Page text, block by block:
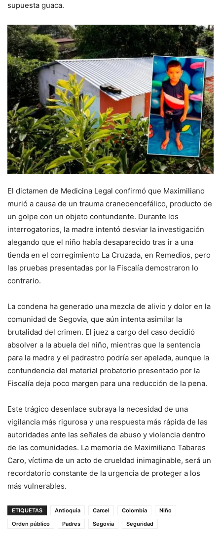
supuesta guaca.
El dictamen de Medicina Legal confirmó que Maximiliano
murió a causa de un trauma craneoencefálico, producto de
un golpe con un objeto contundente. Durante los
interrogatorios, la madre intentó desviar la investigación
alegando que el niño había desaparecido tras ir a una
tienda en el corregimiento La Cruzada, en Remedios, pero
las pruebas presentadas por la Fiscalía demostraron lo
contrario.
La condena ha generado una mezcla de alivio y dolor en la
comunidad de Segovia, que aún intenta asimilar la
brutalidad del crimen. El juez a cargo del caso decidió
absolver a la abuela del niño, mientras que la sentencia
para la madre y el padrastro podría ser apelada, aunque la
contundencia del material probatorio presentado por la
Fiscalía deja poco margen para una reducción de la pena.
Este trágico desenlace subraya la necesidad de una
vigilancia más rigurosa y una respuesta más rápida de las
autoridades ante las señales de abuso y violencia dentro
de las comunidades. La memoria de Maximiliano Tabares
Caro, víctima de un acto de crueldad inimaginable, será un
recordatorio constante de la urgencia de proteger a los
más vulnerables.
ETIQUETAS Antioquia Carcel Colombia
Niño
Orden público
Padres Segovia Seguridad